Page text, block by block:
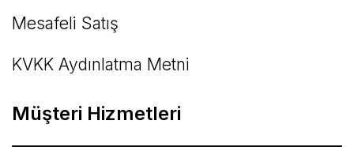
Mesafeli Satış
KVKK Aydınlatma Metni
Müşteri Hizmetleri